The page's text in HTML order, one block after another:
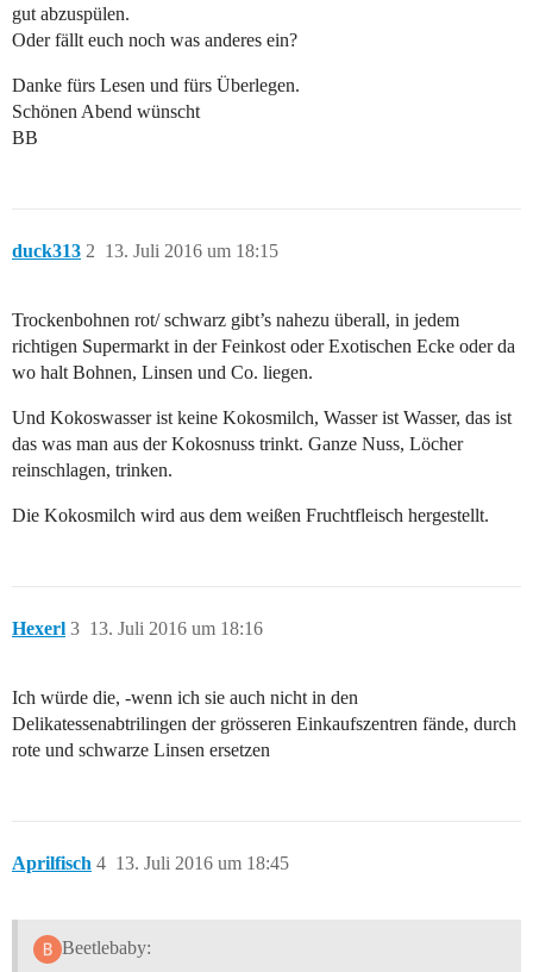
gut abzuspülen.
Oder fällt euch noch was anderes ein?
Danke fürs Lesen und fürs Überlegen.
Schönen Abend wünscht
BB
duck313 13. Juli 2016 um 18:15
2
Trockenbohnen rot/ schwarz gibt’s nahezu überall, in jedem
richtigen Supermarkt in der Feinkost oder Exotischen Ecke oder da
wo halt Bohnen, Linsen und Co. liegen.
Und Kokoswasser ist keine Kokosmilch, Wasser ist Wasser, das ist
das was man aus der Kokosnuss trinkt. Ganze Nuss, Löcher
reinschlagen, trinken.
Die Kokosmilch wird aus dem weißen Fruchtfleisch hergestellt.
Hexerl 13. Juli 2016 um 18:16
3
Ich würde die, -wenn ich sie auch nicht in den
Delikatessenabtrilingen der grösseren Einkaufszentren fände, durch
rote und schwarze Linsen ersetzen
Aprilfisch 13. Juli 2016 um 18:45
4
Beetlebaby: